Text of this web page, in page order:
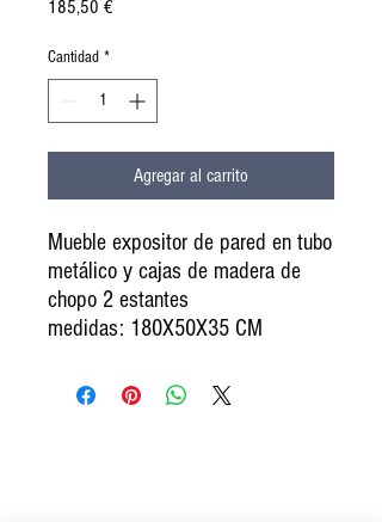
185,50 €Precio
Cantidad *
Agregar al carrito
Mueble expositor de pared en tubo
metálico y cajas de madera de
chopo 2 estantes
medidas: 180X50X35 CM